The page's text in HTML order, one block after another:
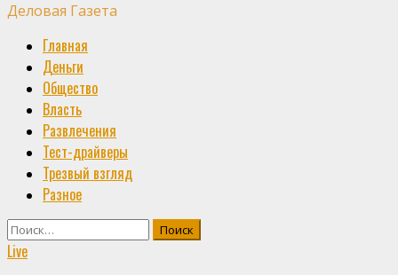
Деловая Газета
Primary
Menu
Главная
Деньги
Общество
Власть
Развлечения
Тест-драйверы
Трезвый взгляд
Разное
Найти:
Live